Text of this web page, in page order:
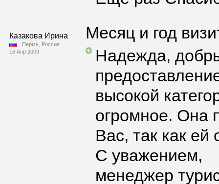
Казакова Ирина
Пермь, Россия
16 Апр 2009
Месяц и год
Надежда,
высокой
огромное. Она
Вас, так как
С уважением,
менеджер